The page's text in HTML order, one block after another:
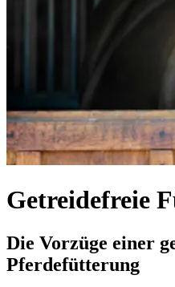
Getreidefreie
Die Vorzüge einer
Pferdefütterung